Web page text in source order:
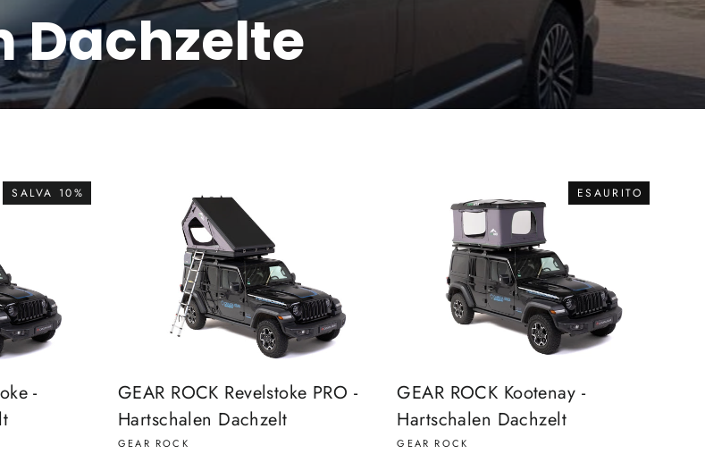
Dachzelte
SALVA 10%
-
GEAR ROCK Revelstoke PRO -
Hartschalen Dachzelt
GEAR ROCK
ESAURITO
GEAR ROCK Kootenay -
Hartschalen Dachzelt
GEAR ROCK